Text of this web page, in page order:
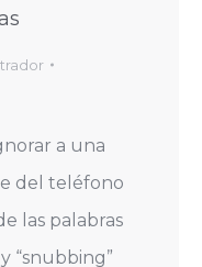
a una
del teléfono
las palabras
“snubbing”